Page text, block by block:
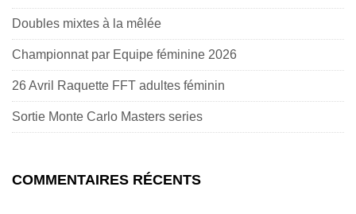
Doubles mixtes à la mêlée
Championnat par Equipe féminine 2026
26 Avril Raquette FFT adultes féminin
Sortie Monte Carlo Masters series
COMMENTAIRES RÉCENTS